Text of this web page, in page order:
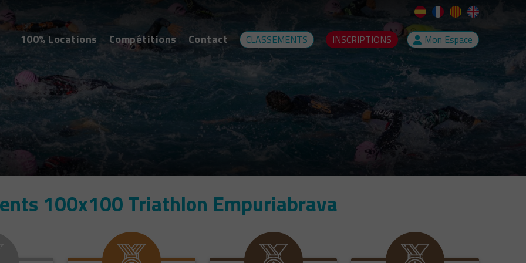
100% Locations Compétitions Contact CLASSEMENTS INSCRIPTIONS Mon Espace
100x100 Triathlon Empuriabrava